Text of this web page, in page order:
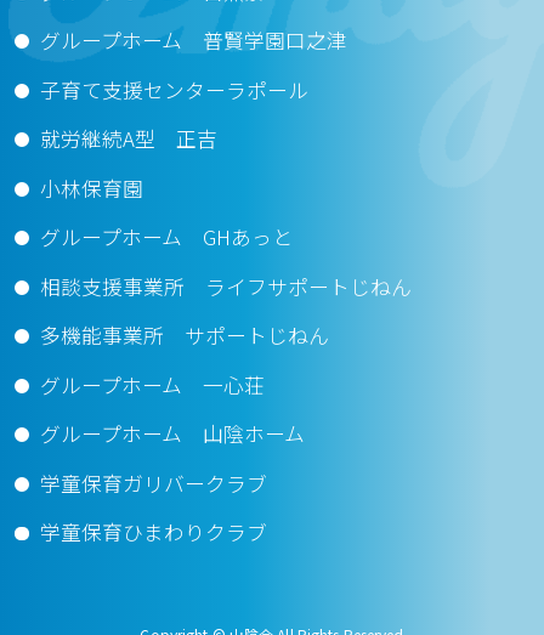
グループホーム 普賢学園口之津
子育て支援センターラポール
就労継続A型 正吉
小林保育園
グループホーム GHあっと
相談支援事業所 ライフサポートじねん
多機能事業所 サポートじねん
グループホーム 一心荘
グループホーム 山陰ホーム
学童保育ガリバークラブ
学童保育ひまわりクラブ